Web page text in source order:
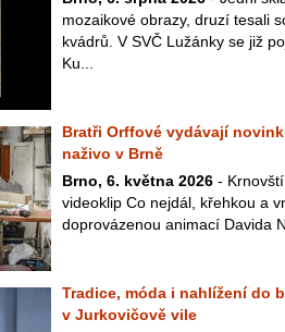
mozaikové obrazy, druzí tesali
kvádrů. V SVČ Lužánky se již
Ku...
Bratři Orffové vydávají
naživo v Brně
Brno, 6. května 2026 -
videoklip Co nejdál, křehkou a
doprovázenou animací Davida
Tradice, móda i nahlížení do
v Jurkovičově vile